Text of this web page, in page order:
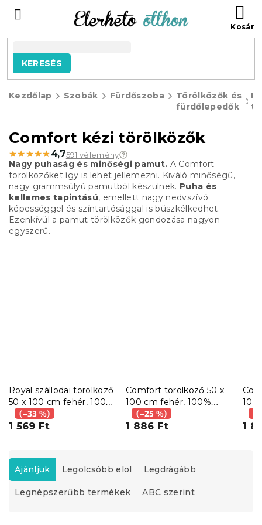
tartalomhoz
KERESÉS
Kezdőlap Szobák Fürdőszoba
Törölközők és
fürdőlepedők
Comfort kézi törölközők
★★★★★
★★★★★ 4,7591 vélemény
Nagy puhaság és minőségi pamut. A Comfort
törölközőket így is lehet jellemezni. Kiváló minőségű,
nagy grammsúlyú pamutból készülnek. Puha és
kellemes tapintású, emellett nagy nedvszívó
képességgel és színtartósággal is büszkélkedhet.
Ezenkívül a pamut törölközők gondozása nagyon
egyszerű.
Royal szállodai törölköző
50 x 100 cm fehér, 100%
pamut
(–33 %)
1 569 Ft
Comfort törölköző 50 x
100 cm fehér, 100%
pamut
(–25 %)
1 886 Ft
100
1
T
e
r
m
Ajánljuk Legolcsóbb elöl Legdrágább
Legnépszerűbb termékek ABC szerint